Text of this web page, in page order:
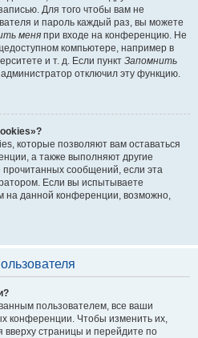
Для того чтобы вам не
и пароль каждый раз, вы можете
меня при входе на конференцию. Не
компьютере, например в
и т. д. Если пункт Запомнить
администратор отключил эту функцию.
которые позволяют вам оставаться
а также выполняют другие
прочитанных сообщений, если эта
Если вы испытываете
на данной конференции, возможно,
пользователем, все ваши
конференции. Чтобы изменить их,
страницы и перейдите по